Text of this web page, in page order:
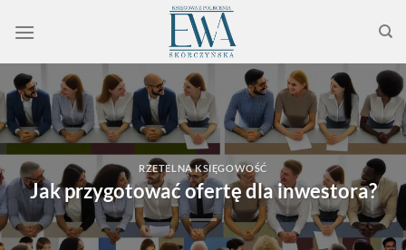
RZETELNA KSIĘGOWOŚĆ
Jak przygotować ofertę dla inwestora?